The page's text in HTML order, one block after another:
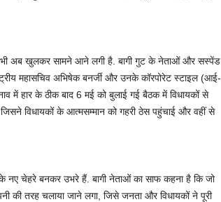
अब खुलकर सामने आने लगी है. बागी गुट के नेताओं और सस्पेंड
महासचिव अभिषेक बनर्जी और उनके कॉरपोरेट स्टाइल (आई-
में हार के ठीक बाद 6 मई को बुलाई गई बैठक में विधायकों से
विधायकों के आत्मसम्मान को गहरी ठेस पहुंचाई और वहीं से
के नए चेहरे बनकर उभरे हैं. बागी नेताओं का साफ कहना है कि जो
की तरह चलाया जाने लगा, जिसे जनता और विधायकों ने पूरी